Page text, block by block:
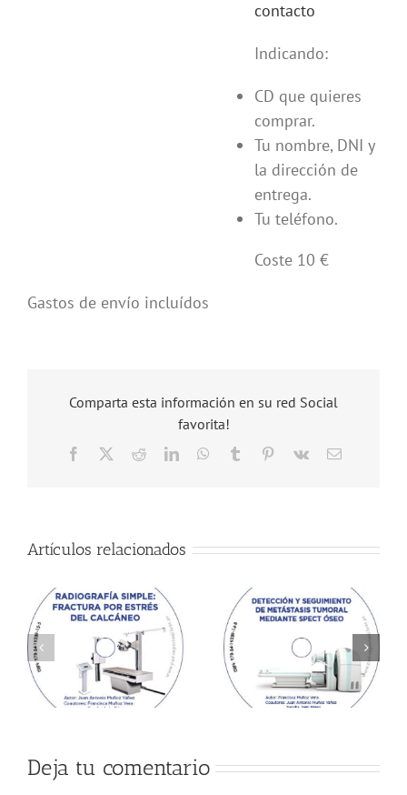
contacto
Indicando:
CD que quieres
comprar.
Tu nombre, DNI y
la dirección de
entrega.
Tu teléfono.
Coste 10 €
Gastos de envío incluídos
Comparta esta información en su red Social
favorita!
Facebook RedditLinkedInWhatsApp
Tumblr Pinterest
Vk
Correo
Artículos relacionados
Deja tu comentario